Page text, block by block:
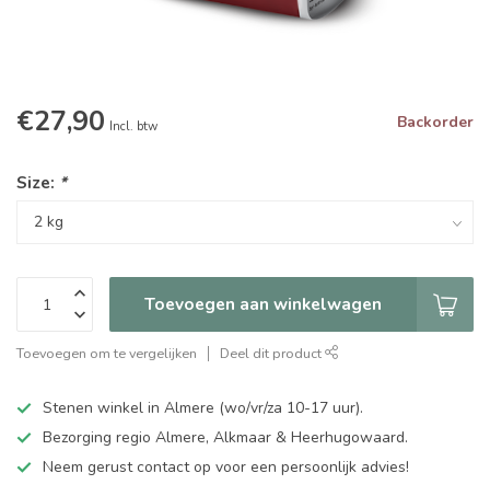
€27,90 Incl. btw Backorder
Size: *
Toevoegen aan winkelwagen
Toevoegen om te vergelijken Deel dit product
Stenen winkel in Almere (wo/vr/za 10-17 uur).
Bezorging regio Almere, Alkmaar & Heerhugowaard.
Neem gerust contact op voor een persoonlijk advies!